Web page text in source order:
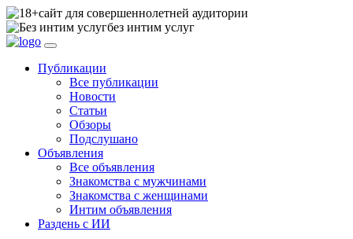
сайт для совершеннолетней аудитории
без интим услуг
Публикации
Все публикации
Новости
Статьи
Обзоры
Подслушано
Объявления
Все объявления
Знакомства с мужчинами
Знакомства с женщинами
Интим объявления
Раздень с ИИ